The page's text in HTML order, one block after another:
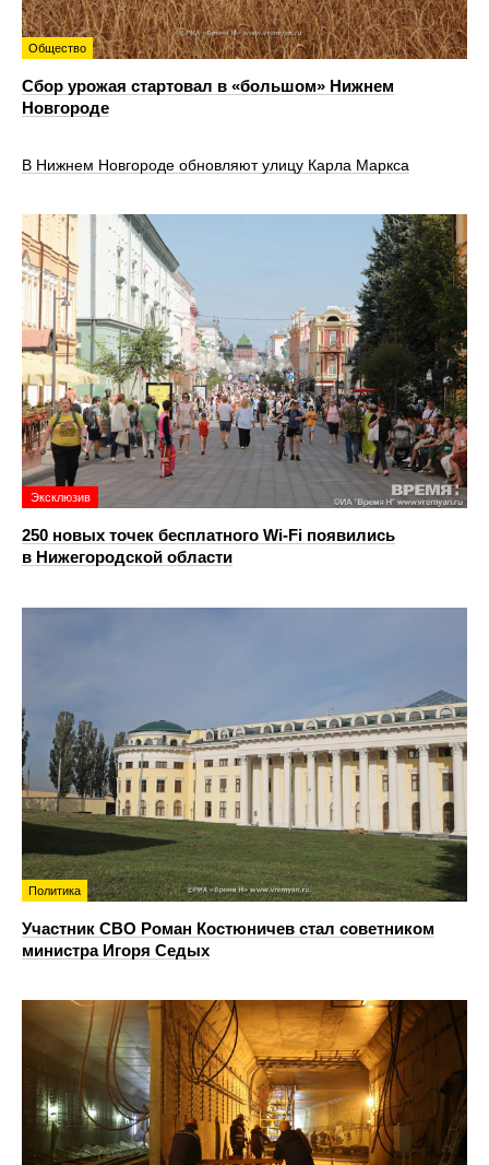
Общество
Сбор урожая стартовал в «большом» Нижнем
Новгороде
В Нижнем Новгороде обновляют улицу Карла Маркса
Эксклюзив
250 новых точек бесплатного Wi-Fi появились
в Нижегородской области
Политика
Участник СВО Роман Костюничев стал советником
министра Игоря Седых